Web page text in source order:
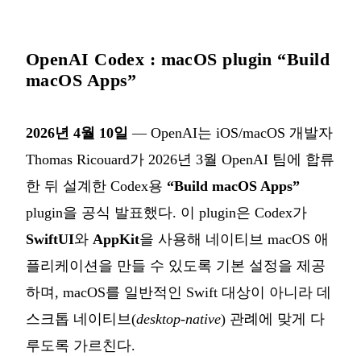
OpenAI Codex : macOS plugin “Build
macOS Apps”
2026년 4월 10일 — OpenAI는 iOS/macOS 개발자
Thomas Ricouard가 2026년 3월 OpenAI 팀에 합류
한 뒤 설계한 Codex용 “Build macOS Apps”
plugin을 공식 발표했다. 이 plugin은 Codex가
SwiftUI와 AppKit을 사용해 네이티브 macOS 애
플리케이션을 만들 수 있도록 기본 설정을 제공
하며, macOS를 일반적인 Swift 대상이 아니라 데
스크톱 네이티브(desktop-native) 관례에 맞게 다
루도록 가르친다.